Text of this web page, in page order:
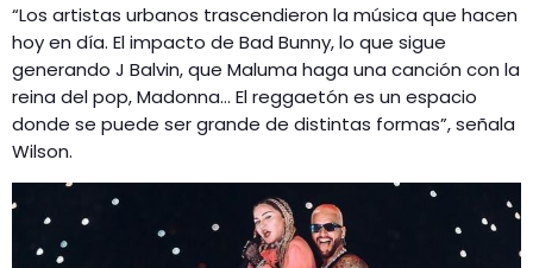
“Los artistas urbanos trascendieron la música que hacen
hoy en día. El impacto de Bad Bunny, lo que sigue
generando J Balvin, que Maluma haga una canción con la
reina del pop, Madonna… El reggaetón es un espacio
donde se puede ser grande de distintas formas”, señala
Wilson.